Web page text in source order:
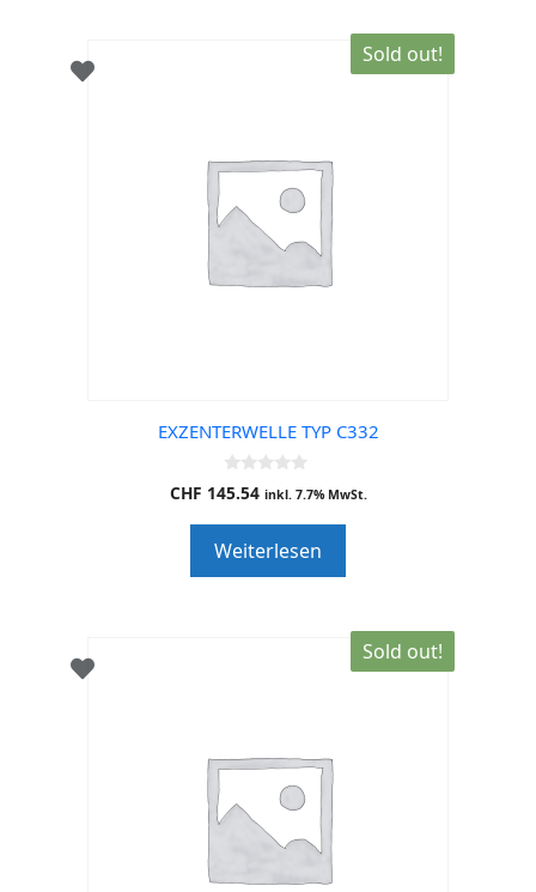
Sold out!
EXZENTERWELLE TYP C332
0
o
o
f
5
CHF 145.54 inkl. 7.7% MwSt.
Weiterlesen
Sold out!